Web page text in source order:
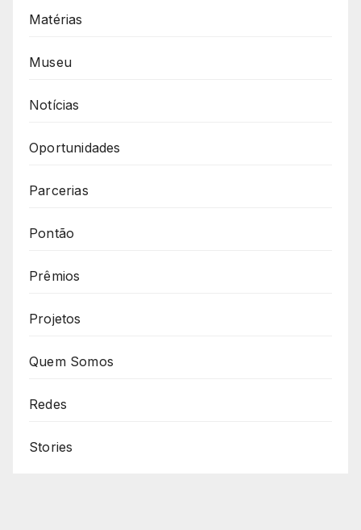
Matérias
Museu
Notícias
Oportunidades
Parcerias
Pontão
Prêmios
Projetos
Quem Somos
Redes
Stories